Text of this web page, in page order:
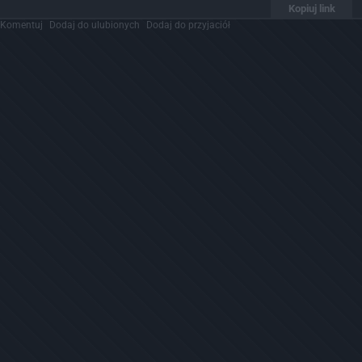
Kopiuj link
Komentuj Dodaj do ulubionych Dodaj do przyjaciół